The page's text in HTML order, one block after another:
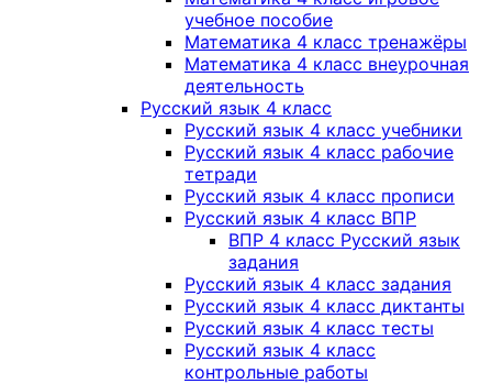
учебное пособие
Математика 4 класс тренажёры
Математика 4 класс внеурочная
деятельность
Русский язык 4 класс
Русский язык 4 класс учебники
Русский язык 4 класс рабочие
тетради
Русский язык 4 класс прописи
Русский язык 4 класс ВПР
ВПР 4 класс Русский язык
задания
Русский язык 4 класс задания
Русский язык 4 класс диктанты
Русский язык 4 класс тесты
Русский язык 4 класс
контрольные работы